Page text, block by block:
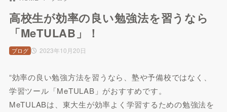
高校生が効率の良い勉強法を習うなら
「MeTULAB」！
2023年10月20日
ブログ
“効率の良い勉強方法を習うなら、塾や予備校ではなく、
学習ツール「MeTULAB」がおすすめです。
MeTULABは、東大生が効率よく学習するための勉強法を